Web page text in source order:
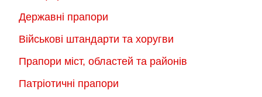
Державні прапори
Військові штандарти та хоругви
Прапори міст, областей та районів
Патріотичні прапори